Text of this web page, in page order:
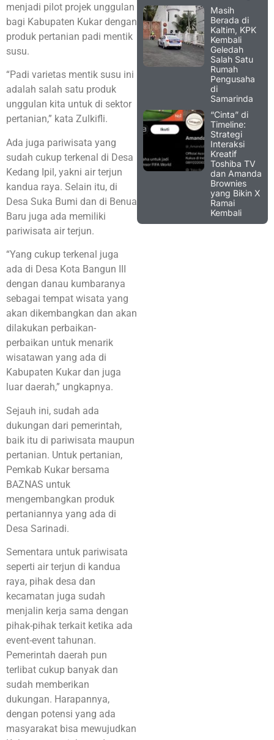
menjadi pilot projek unggulan
bagi Kabupaten Kukar dengan
produk pertanian padi mentik
susu.
“Padi varietas mentik susu ini
adalah salah satu produk
unggulan kita untuk di sektor
pertanian,” kata Zulkifli.
Ada juga pariwisata yang
sudah cukup terkenal di Desa
Kedang Ipil, yakni air terjun
kandua raya. Selain itu, di
Desa Suka Bumi dan di Benua
Baru juga ada memiliki
pariwisata air terjun.
“Yang cukup terkenal juga
ada di Desa Kota Bangun III
dengan danau kumbaranya
sebagai tempat wisata yang
akan dikembangkan dan akan
dilakukan perbaikan-
perbaikan untuk menarik
wisatawan yang ada di
Kabupaten Kukar dan juga
luar daerah,” ungkapnya.
Sejauh ini, sudah ada
dukungan dari pemerintah,
baik itu di pariwisata maupun
pertanian. Untuk pertanian,
Pemkab Kukar bersama
BAZNAS untuk
mengembangkan produk
pertaniannya yang ada di
Desa Sarinadi.
Sementara untuk pariwisata
seperti air terjun di kandua
raya, pihak desa dan
kecamatan juga sudah
menjalin kerja sama dengan
pihak-pihak terkait ketika ada
event-event tahunan.
Pemerintah daerah pun
terlibat cukup banyak dan
sudah memberikan
dukungan. Harapannya,
dengan potensi yang ada
masyarakat bisa mewujudkan
Masih
Berada di
Kaltim, KPK
Kembali
Geledah
Salah Satu
Rumah
Pengusaha
di
Samarinda
“Cinta” di
Timeline:
Strategi
Interaksi
Kreatif
Toshiba TV
dan Amanda
Brownies
yang Bikin X
Ramai
Kembali